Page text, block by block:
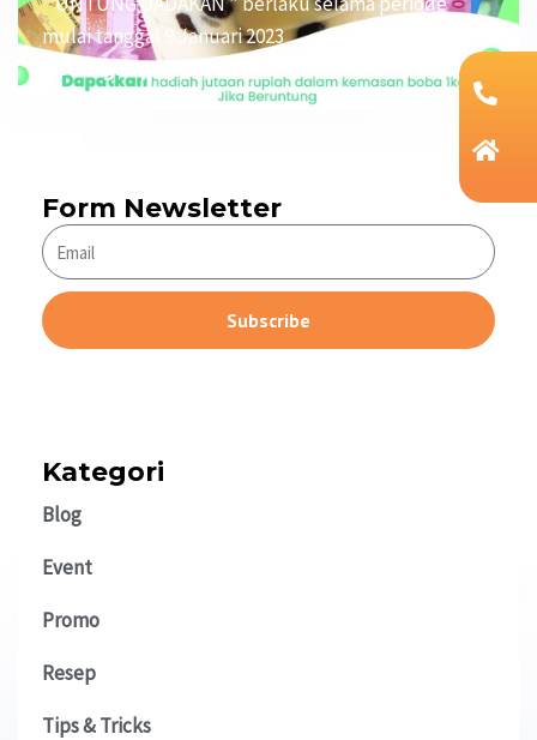
Form Newsletter
Subscribe
Kategori
Blog
Event
Promo
Resep
Tips & Tricks
mulai tanggal 9 Januari 2023
Selengkapnya